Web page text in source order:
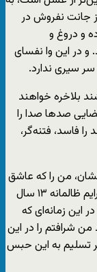
جانت نفروش در
و دروغ و
و در این وا نفسای
سر سیری ندارد.
بلاخره خواهند
صدها صدا را
فاسد، فتنه‌گر،
من را که عاشق
ایران و ایرانی هستم مخل امنیت ملی دانسته و برایم ظالمانه ۱۳ سال
این زمانه‌ای که
شرافتم را در این
تسلیم به این حبس